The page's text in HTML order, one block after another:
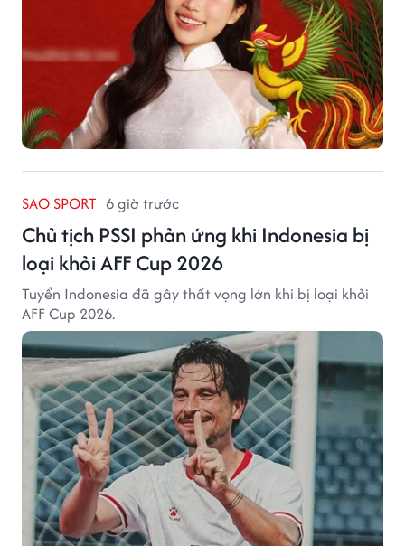
SAO SPORT 6 giờ trước
Chủ tịch PSSI phản ứng khi Indonesia bị
loại khỏi AFF Cup 2026
Tuyển Indonesia đã gây thất vọng lớn khi bị loại khỏi
AFF Cup 2026.